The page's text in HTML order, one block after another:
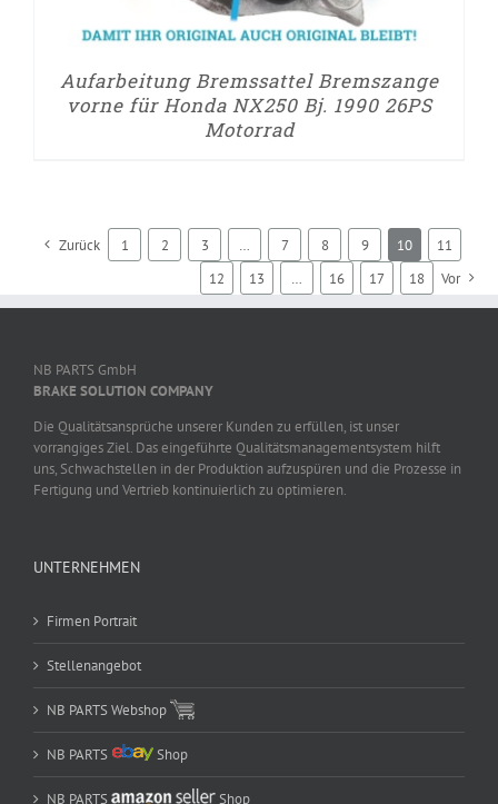
Aufarbeitung Bremssattel Bremszange
vorne für Honda NX250 Bj. 1990 26PS
Motorrad
Zurück 1 2 3 … 7 8 9 10
11
12
13 … 16 17 18 Vor
NB PARTS GmbH
BRAKE SOLUTION COMPANY
Die Qualitätsansprüche unserer Kunden zu erfüllen, ist unser
vorrangiges Ziel. Das eingeführte Qualitätsmanagementsystem hilft
uns, Schwachstellen in der Produktion aufzuspüren und die Prozesse in
Fertigung und Vertrieb kontinuierlich zu optimieren.
UNTERNEHMEN
Firmen Portrait
Stellenangebot
NB PARTS Webshop
NB PARTS Shop
NB PARTS Shop